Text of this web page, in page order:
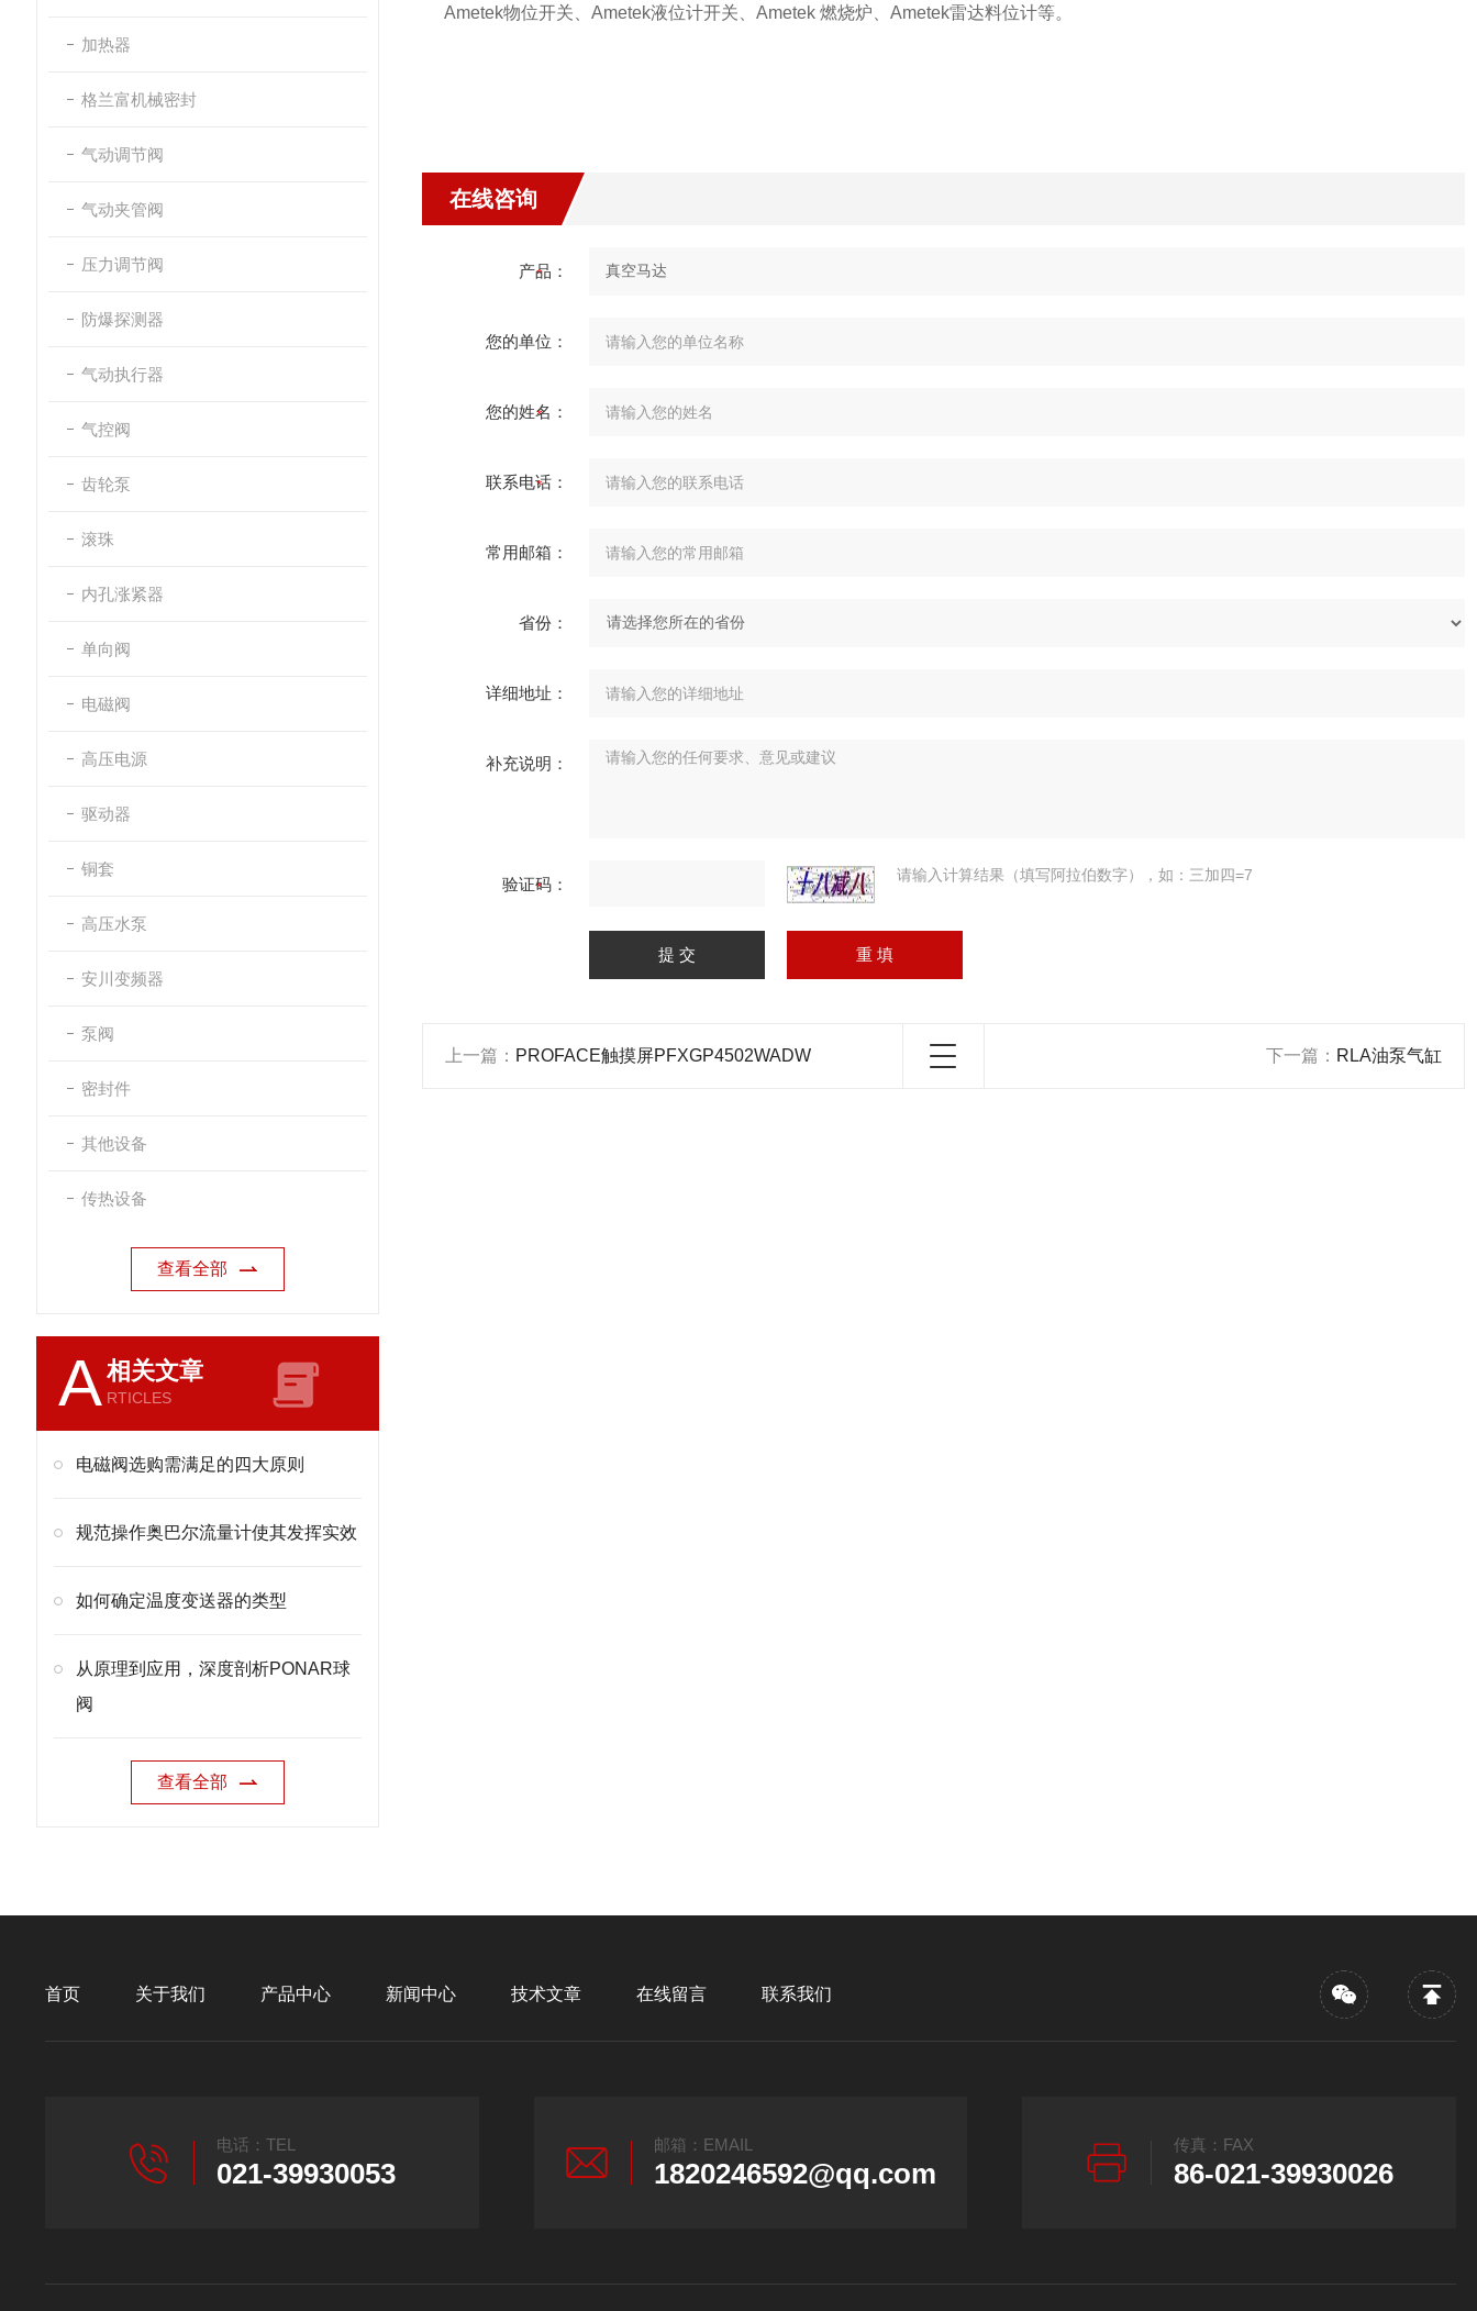
加热器
格兰富机械密封
气动调节阀
气动夹管阀
压力调节阀
防爆探测器
气动执行器
气控阀
齿轮泵
滚珠
内孔涨紧器
单向阀
电磁阀
高压电源
驱动器
铜套
高压水泵
安川变频器
泵阀
密封件
其他设备
传热设备
查看全部
A相关文章
RTICLES
电磁阀选购需满足的四大原则
规范操作奥巴尔流量计使其发挥实效
如何确定温度变送器的类型
从原理到应用，深度剖析PONAR球
阀
查看全部
Ametek物位开关、 Ametek液位计开关、 Ametek 燃烧炉、 Ametek雷达料位计等。
在线咨询
产品：
您的单位：
您的姓名：
联系电话：
常用邮箱：
省份：
详细地址：
补充说明：
验证码： 请输入计算结果（填写阿拉伯数字），如：三加四=7
上一篇： PROFACE触摸屏PFXGP4502WADW 下一篇： RLA油泵气缸
首页 关于我们 产品中心 新闻中心 技术文章 在线留言 联系我们
电话：TEL
021-39930053
邮箱：EMAIL
1820246592@qq.com
传真：FAX
86-021-39930026